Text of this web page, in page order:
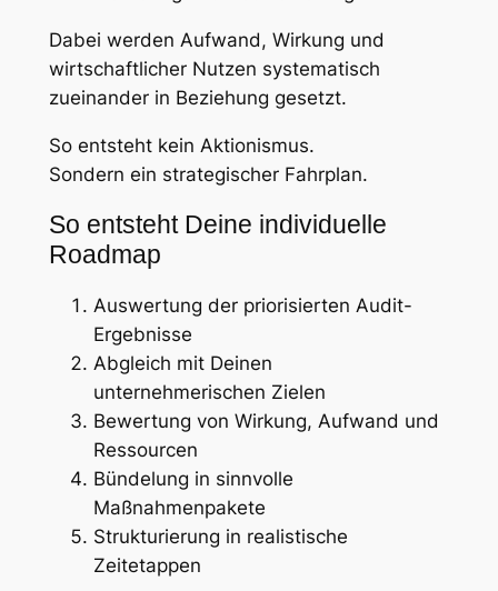
Dabei werden Aufwand, Wirkung und
wirtschaftlicher Nutzen systematisch
zueinander in Beziehung gesetzt.
So entsteht kein Aktionismus.
Sondern ein strategischer Fahrplan.
So entsteht Deine individuelle
Roadmap
Auswertung der priorisierten Audit-
Ergebnisse
Abgleich mit Deinen
unternehmerischen Zielen
Bewertung von Wirkung, Aufwand und
Ressourcen
Bündelung in sinnvolle
Maßnahmenpakete
Strukturierung in realistische
Zeitetappen